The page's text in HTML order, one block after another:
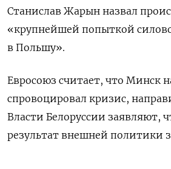
Станислав Жарын назвал
«крупнейшей попыткой
в Польшу».
Евросоюз считает, что Минск
спровоцировал кризис,
Власти Белоруссии заявляют,
результат внешней политики